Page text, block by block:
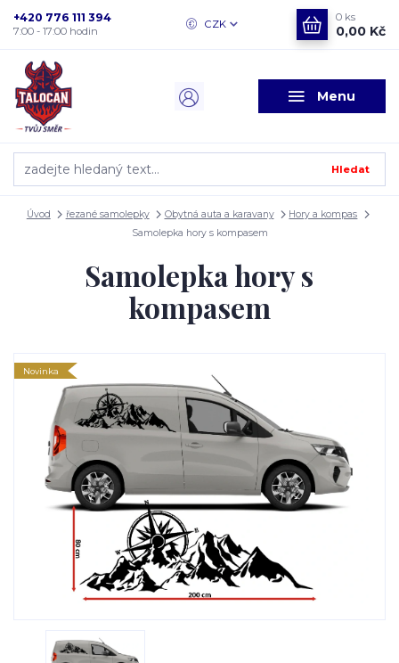
Menu
CZK
Hledat
+420 776 111 394
7:00 - 17:00 hodin
0 ks
0,00 Kč
Úvod řezané samolepky Obytná auta a karavany
Hory a kompas
Samolepka hory s kompasem
Samolepka hory s
kompasem
Novinka